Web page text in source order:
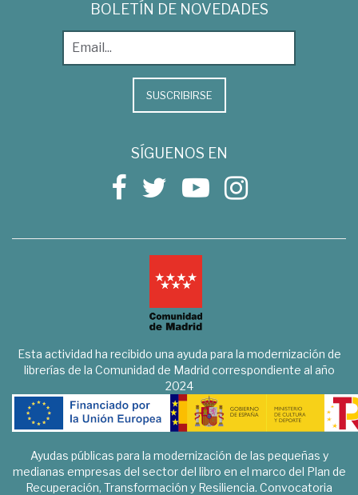
BOLETÍN DE NOVEDADES
SUSCRIBIRSE
SÍGUENOS EN
Esta actividad ha recibido una ayuda para la modernización de
librerías de la Comunidad de Madrid correspondiente al año
2024
Ayudas públicas para la modernización de las pequeñas y
medianas empresas del sector del libro en el marco del Plan de
Recuperación, Transformación y Resiliencia. Convocatoria